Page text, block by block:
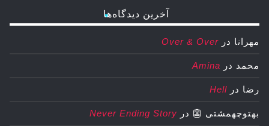
آخرین دیدگاه‌ها
مهرانا در Over & Over
محمد در Amina
رضا در Hell
بهتوچهمشتی 👺 در Never Ending Story